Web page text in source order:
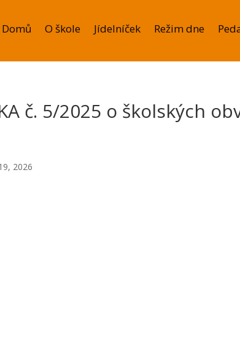
Domů O škole Jídelníček Režim dne
č. 5/2025 o školských
2026